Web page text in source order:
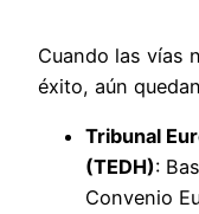
Cuando las vías
éxito, aún
Tribunal
(TEDH):
Convenio